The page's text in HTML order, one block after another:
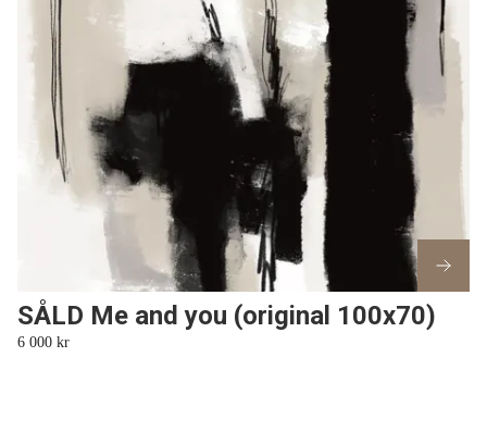
SÅLD Me and you (original 100x70)
6 000 kr